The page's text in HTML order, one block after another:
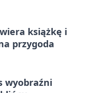
książkę i
przygoda
wyobraźni